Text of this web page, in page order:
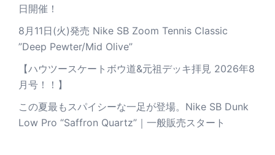
日開催！
8月11日(火)発売 Nike SB Zoom Tennis Classic
”Deep Pewter/Mid Olive”
【ハウツースケートボウ道&元祖デッキ拝見 2026年8
月号！！】
この夏最もスパイシーな一足が登場。Nike SB Dunk
Low Pro “Saffron Quartz”｜一般販売スタート